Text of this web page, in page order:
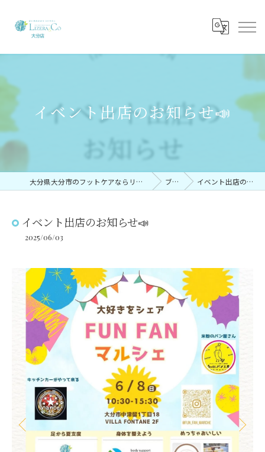
イベント出店のお知らせ📣
大分県大分市のフットケアならリゼラアンドコー大分店 ブログ イベント出店のお知らせ📣
イベント出店のお知らせ📣
2025/06/03